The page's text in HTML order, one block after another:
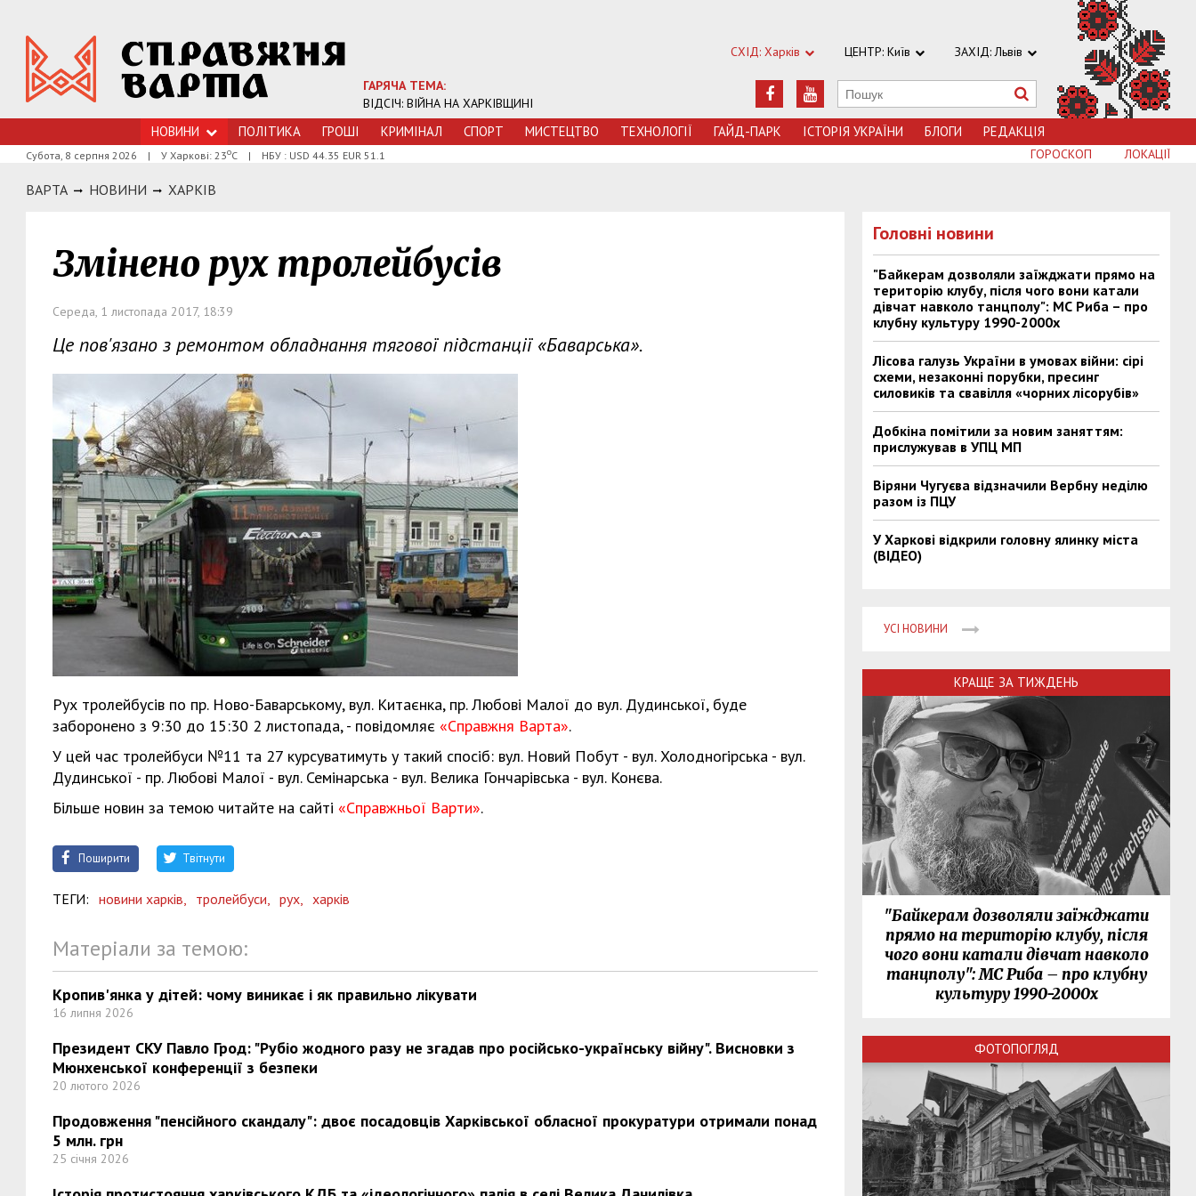
ГАРЯЧА ТЕМА:
ВІДСІЧ: ВІЙНА НА ХАРКІВЩИНІ
СХІД: Харків ЦЕНТР: Київ ЗАХІД: Львів
НОВИНИ ПОЛІТИКА ГРОШI КРИМIНАЛ СПОРТ МИСТЕЦТВО ТЕХНОЛОГIЇ ГАЙД-ПАРК ІСТОРІЯ УКРАЇНИ БЛОГИ РЕДАКЦІЯ
Субота, 8 серпня 2026 | У Харкові: 23оС | НБУ : USD 44.35 EUR 51.1 ЛОКАЦІЇ
ГОРОСКОП
ВАРТА НОВИНИ ХАРКIВ
Змінено рух тролейбусів
Середа, 1 листопада 2017, 18:39
Це пов'язано з ремонтом обладнання тягової підстанції «Баварська».
Рух тролейбусів по пр. Ново-Баварському, вул. Китаєнка, пр. Любові Малої до вул. Дудинської, буде
заборонено з 9:30 до 15:30 2 листопада, - повідомляє «Справжня Варта».
У цей час тролейбуси №11 та 27 курсуватимуть у такий спосіб: вул. Новий Побут - вул. Холодногірська - вул.
Дудинської - пр. Любові Малої - вул. Семінарська - вул. Велика Гончарівська - вул. Конєва.
Більше новин за темою читайте на сайті «Справжньої Варти».
Поширити Твітнути
ТЕГИ: новини харків, тролейбуси, рух, харків
Матеріали за темою:
Кропив'янка у дітей: чому виникає і як правильно лікувати
16 липня 2026
Президент СКУ Павло Грод: "Рубіо жодного разу не згадав про російсько-українську війну". Висновки з
Мюнхенської конференції з безпеки
20 лютого 2026
Продовження "пенсійного скандалу": двоє посадовців Харківської обласної прокуратури отримали понад
5 млн. грн
25 січня 2026
Головні новини
"Байкерам дозволяли заїжджати прямо на
територію клубу, після чого вони катали
дівчат навколо танцполу": МС Риба – про
клубну культуру 1990-2000х
Лісова галузь України в умовах війни: сірі
схеми, незаконні порубки, пресинг
силовиків та свавілля «чорних лісорубів»
Добкіна помітили за новим заняттям:
прислужував в УПЦ МП
Віряни Чугуєва відзначили Вербну неділю
разом із ПЦУ
У Харкові відкрили головну ялинку міста
(ВІДЕО)
УСІ НОВИНИ
КРАЩЕ ЗА ТИЖДЕНЬ
"Байкерам дозволяли заїжджати
прямо на територію клубу, після
чого вони катали дівчат навколо
танцполу": МС Риба – про клубну
культуру 1990-2000х
ФОТОПОГЛЯД